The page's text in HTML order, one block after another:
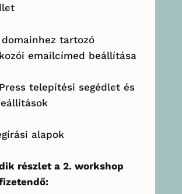
tartozó
emailcímed beállítása
telepítési segédletés
alapok
részlet a 2. workshop